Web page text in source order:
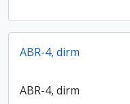
ABR-4, dirm
ABR-4, dirm